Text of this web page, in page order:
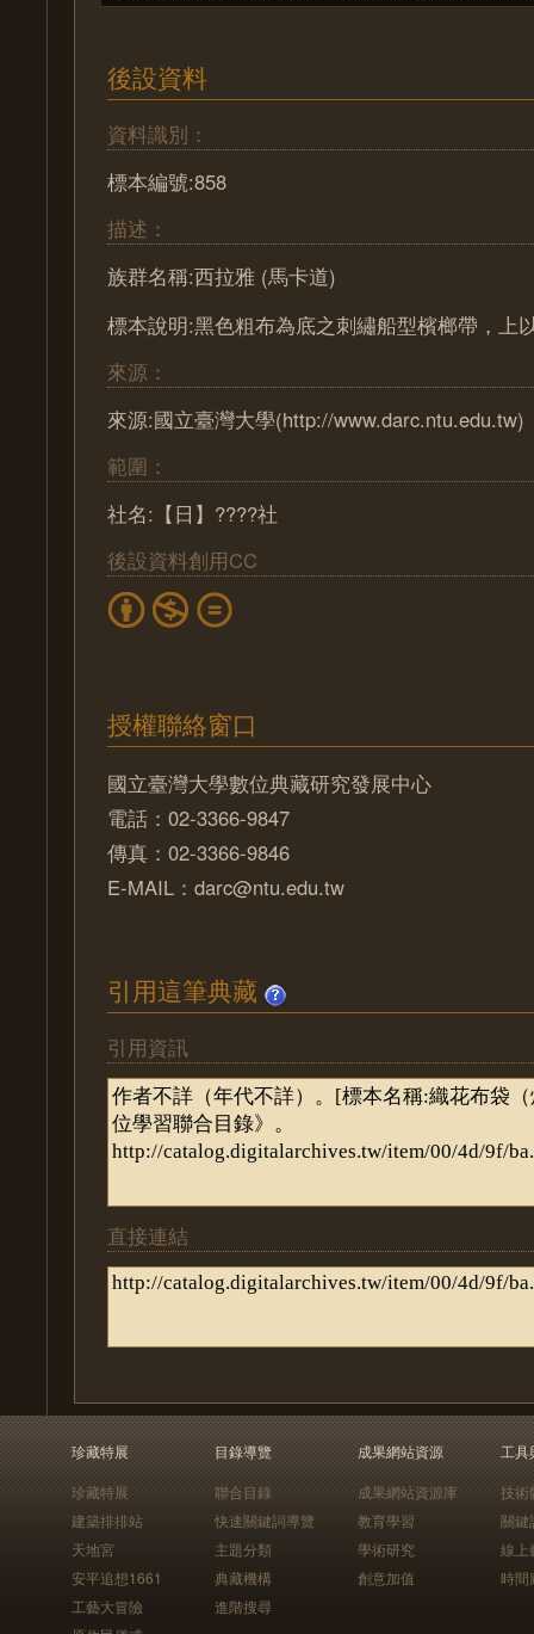
後設資料
資料識別：
標本編號:858
描述：
族群名稱:西拉雅 (馬卡道)
標本說明:黑色粗布為底之刺繡船型檳榔帶，上
來源：
來源:國立臺灣大學(http://www.darc.ntu.edu.tw)
範圍：
社名:【日】????社
後設資料創用CC
授權聯絡窗口
國立臺灣大學數位典藏研究發展中心
電話：02-3366-9847
傳真：02-3366-9846
E-MAIL：darc@ntu.edu.tw
引用這筆典藏
引用資訊
直接連結
珍藏特展
珍藏特展
建築排排站
天地宮
安平追想1661
工藝大冒險
目錄導覽
聯合目錄
快速關鍵詞導覽
主題分類
典藏機構
進階搜尋
成果網站資源
成果網站資源庫
教育學習
學術研究
創意加值
工具
技術
關鍵
線上
時間